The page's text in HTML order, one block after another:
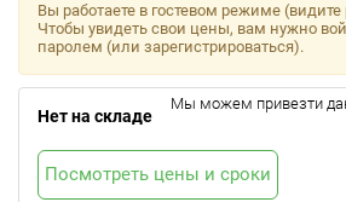
Вы работаете в гостевом режиме
Чтобы увидеть свои цены, вам нужно
паролем (или зарегистрироваться).
Нет на складе
Мы можем привезти
Посмотреть цены и сроки